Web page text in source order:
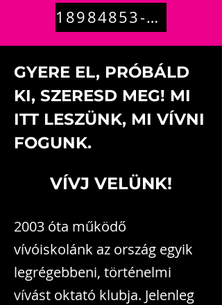
18984853-1-08
GYERE EL, PRÓBÁLD
KI, SZERESD MEG! MI
ITT LESZÜNK, MI VÍVNI
FOGUNK.
VÍVJ VELÜNK!
2003 óta működő
vívóiskolánk az ország egyik
legrégebbeni, történelmi
vívást oktató klubja. Jelenleg